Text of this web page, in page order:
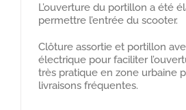
L’ouverture du portillon a été
permettre l’entrée du scooter.
Clôture assortie et portillon
électrique pour faciliter
très pratique en zone urbaine
livraisons fréquentes.